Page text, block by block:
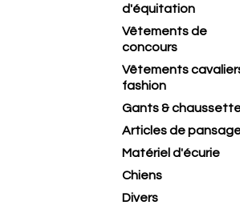
d'équitation
Vêtements de
concours
Vêtements
fashion
Gants &
Articles de
Matériel d'écurie
Chiens
Divers